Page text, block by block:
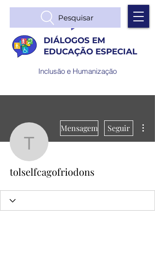
DIÁLOGOS EM
EDUCAÇÃO ESPECIAL
Inclusão e Humanização
Pesquisar
Mensagem Seguir
tolselfcagofriodons